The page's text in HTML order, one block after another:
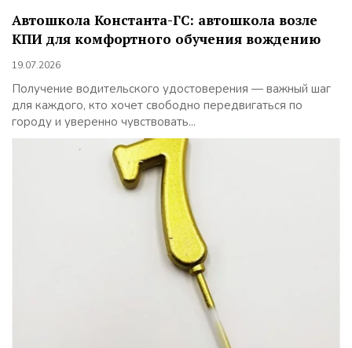
Автошкола Константа-ГС: автошкола возле
КПИ для комфортного обучения вождению
19.07.2026
Получение водительского удостоверения — важный шаг
для каждого, кто хочет свободно передвигаться по
городу и уверенно чувствовать...